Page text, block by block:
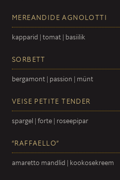
MEREANDIDE AGNOLOTTI
kapparid | tomat | basiilik
SORBETT
bergamont | passion | münt
VEISE PETITE TENDER
spargel | forte | roseepipar
“RAFFAELLO”
amaretto mandlid | kookosekreem